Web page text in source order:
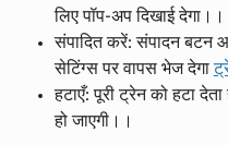
लिए पॉप-अप दिखाई देगा।।
संपादित करें: संपादन बटन
सेटिंग्स पर वापस भेज देगा
हटाएँ: पूरी ट्रेन को हटा
हो जाएगी।।